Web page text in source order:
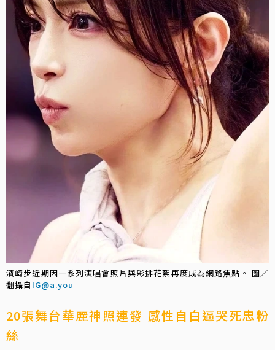
濱崎步近期因一系列演唱會照片與彩排花絮再度成為網路焦點。 圖／
翻攝自 IG@a.you
20張舞台華麗神照連發 感性自白逼哭死忠粉
絲